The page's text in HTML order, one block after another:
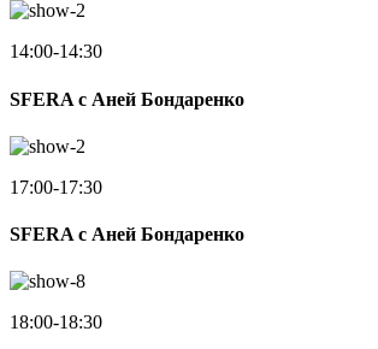
14:00-14:30
SFERA с Аней Бондаренко
17:00-17:30
SFERA с Аней Бондаренко
18:00-18:30